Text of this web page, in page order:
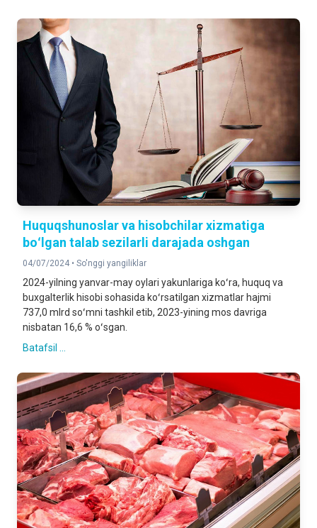
Huquqshunoslar va hisobchilar xizmatiga
boʻlgan talab sezilarli darajada oshgan
04/07/2024 • So'nggi yangiliklar
2024-yilning yanvar-may oylari yakunlariga koʻra, huquq va
buxgalterlik hisobi sohasida koʻrsatilgan xizmatlar hajmi
737,0 mlrd soʻmni tashkil etib, 2023-yining mos davriga
nisbatan 16,6 % oʻsgan.
Batafsil ...